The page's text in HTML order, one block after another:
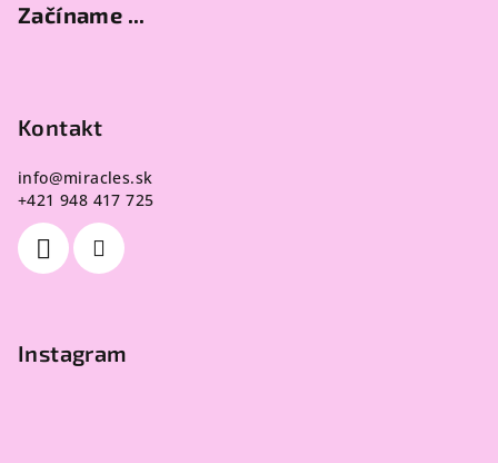
Začíname ...
Kontakt
info@miracles.sk
+421 948 417 725
Instagram